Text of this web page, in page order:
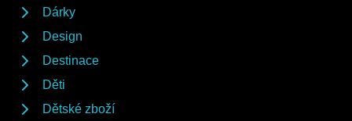
Dárky
Design
Destinace
Děti
Dětské zboží